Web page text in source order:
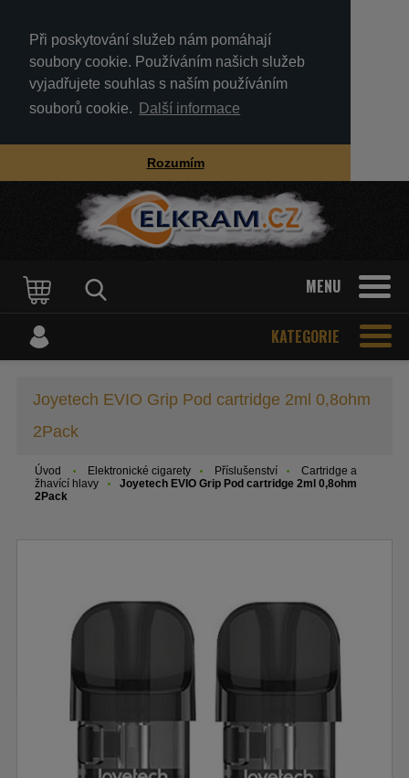
Při poskytování služeb nám pomáhají
soubory cookie. Používáním našich služeb
vyjadřujete souhlas s naším používáním
souborů cookie.
Další informace
Rozumím
MENU
KATEGORIE
Joyetech EVIO Grip Pod cartridge 2ml 0,8ohm
2Pack
Úvod Elektronické cigarety Příslušenství
Cartridge a
žhavící hlavy
Joyetech EVIO Grip Pod cartridge 2ml 0,8ohm
2Pack